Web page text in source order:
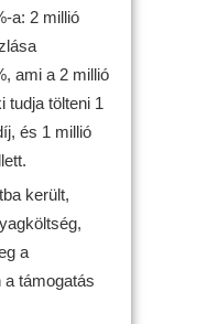
a: 2 millió
ami a 2 millió
tudja tölteni 1
és 1 millió
került,
a
a támogatás